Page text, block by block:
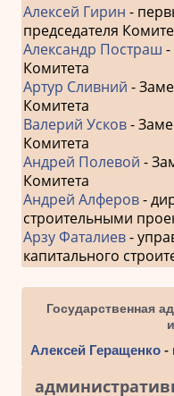
Алексей Гирин -
председателя
Александр Постраш -
Комитета
Артур Сливний -
Комитета
Валерий Усков-
Комитета
Андрей Полевой -
Комитета
Андрей Алферов-
строительными
Арзу Фаталиев-
капитального
Государственная
Алексей Геращенко-